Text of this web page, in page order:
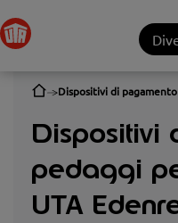
Dispositivi di
Dispositivi
pedaggi
UTA